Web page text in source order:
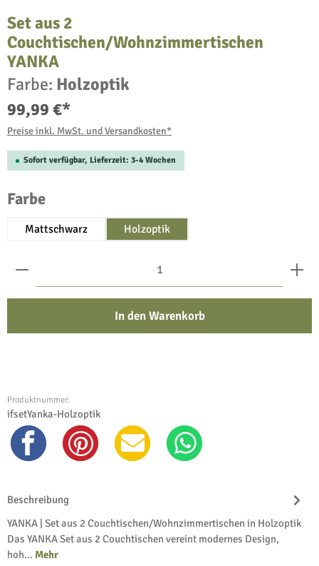
Set aus 2
Couchtischen/Wohnzimmertischen
YANKA
Farbe: Holzoptik
99,99 €*
Preise inkl. MwSt. und Versandkosten*
Sofort verfügbar, Lieferzeit: 3-4 Wochen
Farbeauswählen
Mattschwarz Holzoptik
Produkt Anzahl: Gib den gewünschten Wert ein oder
In den Warenkorb
Produktnummer:
ifsetYanka-Holzoptik
Beschreibung
YANKA | Set aus 2 Couchtischen/Wohnzimmertischen in Holzoptik
Das YANKA Set aus 2 Couchtischen vereint modernes Design,
hoh… Mehr